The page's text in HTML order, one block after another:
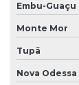
Ltcat empresa
Ltcat
Ltcat
Embu-Guaçu
Monte Mor
Tupã
Nova Odessa